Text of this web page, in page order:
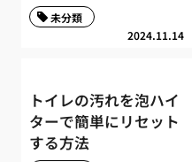
2024.11.14
未分類
トイレの汚れを泡ハイ
ターで簡単にリセット
する方法